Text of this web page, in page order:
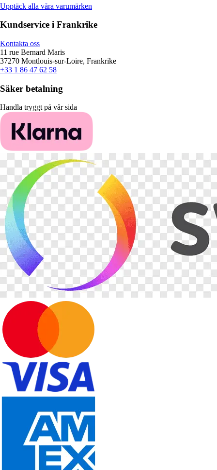
Upptäck alla våra varumärken
Kundservice i Frankrike
Kontakta oss
11 rue Bernard Maris
37270 Montlouis-sur-Loire, Frankrike
+33 1 86 47 62 58
Säker betalning
Handla tryggt på vår sida